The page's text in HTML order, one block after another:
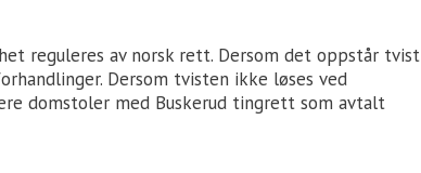
reguleres av norsk rett. Dersom det oppstår tvist
Dersom tvisten ikke løses ved
domstoler med Buskerud tingrett som avtalt